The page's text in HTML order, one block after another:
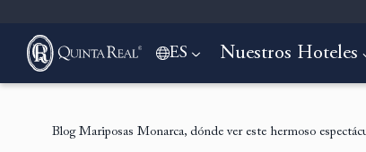
ES Nuestros Hoteles
Blog Mariposas Monarca, dónde ver este hermoso